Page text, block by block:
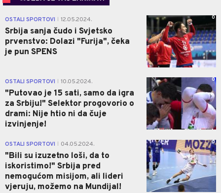
OSTALI SPORTOVI 12.05.2024.
Srbija sanja čudo i Svjetsko
prvenstvo: Dolazi "Furija", čeka
je pun SPENS
0
OSTALI SPORTOVI 10.05.2024.
"Putovao je 15 sati, samo da igra
za Srbiju!" Selektor progovorio o
drami: Nije htio ni da čuje
izvinjenje!
0
OSTALI SPORTOVI 04.05.2024.
"Bili su izuzetno loši, da to
iskoristimo!" Srbija pred
nemogućom misijom, ali lideri
vjeruju, možemo na Mundijal!
0